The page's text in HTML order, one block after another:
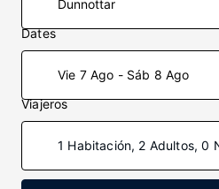
Dates
Vie 7 Ago - Sáb 8 Ago
Viajeros
1 Habitación, 2 Adultos, 0